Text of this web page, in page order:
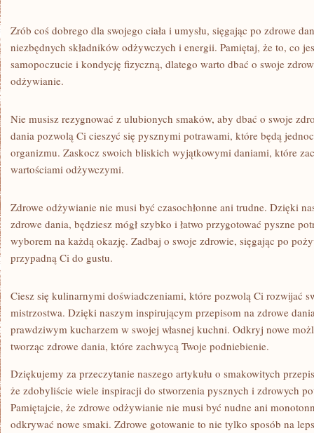
Zrób coś dobrego dla swojego⁤ ciała‌ i umysłu, sięgając po zdrowe
niezbędnych składników ‍odżywczych ⁤i energii. Pamiętaj, że ⁤to, co
samopoczucie i kondycję fizyczną, dlatego warto ⁢dbać o swoje
odżywianie.
Nie musisz rezygnować z ulubionych smaków, aby dbać o swoje
dania pozwolą Ci cieszyć się pysznymi ‌potrawami, ‌które będą​
organizmu. Zaskocz swoich ‌bliskich wyjątkowymi daniami, które
wartościami odżywczymi.
Zdrowe odżywianie nie musi być czasochłonne ani ​trudne. Dzięki
zdrowe dania, będziesz mógł⁤ szybko i łatwo​ przygotować pyszne
wyborem na każdą okazję.‌ Zadbaj o swoje zdrowie, ‍sięgając​ po
przypadną Ci do ‍gustu.
Ciesz‌ się kulinarnymi doświadczeniami, które pozwolą Ci rozwijać
mistrzostwa. Dzięki naszym⁢ inspirującym przepisom na ‍zdrowe⁣
prawdziwym kucharzem w‌ swojej własnej ‍kuchni. Odkryj ​nowe
tworząc⁣ zdrowe dania, które zachwycą Twoje podniebienie.
Dziękujemy za ‍przeczytanie naszego ‍artykułu o ‌smakowitych
że⁣ zdobyliście‌ wiele inspiracji do stworzenia pysznych ​i zdrowych
Pamiętajcie, że zdrowe odżywianie nie musi ‍być‍ nudne ani
odkrywać⁢ nowe smaki.⁤ Zdrowe gotowanie to nie tylko‍ sposób na